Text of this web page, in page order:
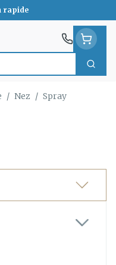
rapide
/ Nez / Spray